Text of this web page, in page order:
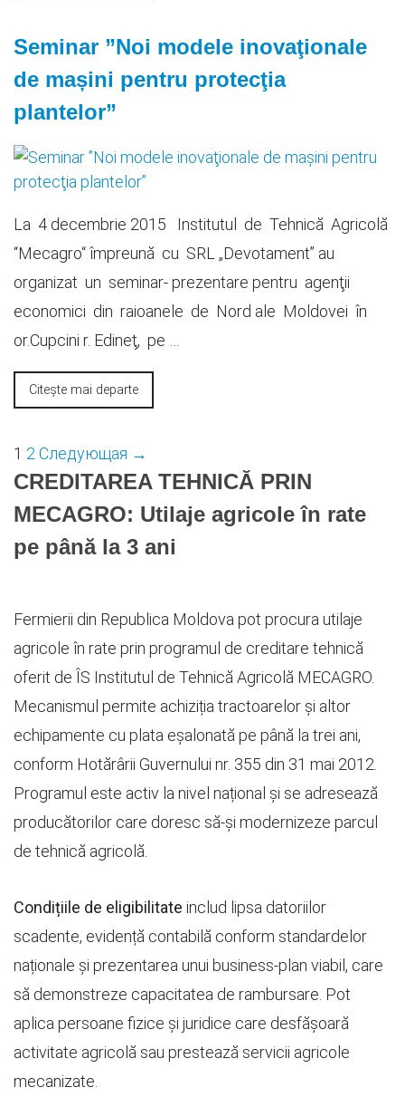
Seminar ”Noi modele inovaţionale
de mașini pentru protecţia
plantelor”
La 4 decembrie 2015 Institutul de Tehnică Agricolă
“Mecagro“ împreună cu SRL „Devotament” au
organizat un seminar- prezentare pentru agenţii
economici din raioanele de Nord ale Moldovei în
or.Cupcini r. Edineţ, pe …
Citește mai departe
1 2 Следующая →
CREDITAREA TEHNICĂ PRIN
MECAGRO: Utilaje agricole în rate
pe până la 3 ani
Fermierii din Republica Moldova pot procura utilaje
agricole în rate prin programul de creditare tehnică
oferit de ÎS Institutul de Tehnică Agricolă MECAGRO.
Mecanismul permite achiziția tractoarelor și altor
echipamente cu plata eșalonată pe până la trei ani,
conform Hotărârii Guvernului nr. 355 din 31 mai 2012.
Programul este activ la nivel național și se adresează
producătorilor care doresc să-și modernizeze parcul
de tehnică agricolă.
Condițiile de eligibilitate includ lipsa datoriilor
scadente, evidență contabilă conform standardelor
naționale și prezentarea unui business-plan viabil, care
să demonstreze capacitatea de rambursare. Pot
aplica persoane fizice și juridice care desfășoară
activitate agricolă sau prestează servicii agricole
mecanizate.